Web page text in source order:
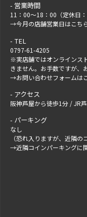
営業時間
11：00～18：00（定休日：
→今月の店舗営業日はこち
TEL
0797-61-4205
※実店舗ではオンラインス
きません。お手数ですが、
→お問い合わせフォームは
アクセス
阪神芦屋から徒歩1分 / JR
パーキング
なし
（恐れ入りますが、近隣の
→近隣コインパーキングに